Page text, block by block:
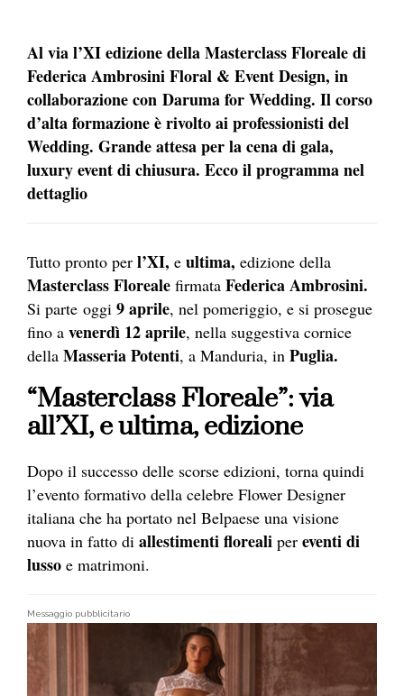
Al via l’XI edizione della Masterclass Floreale di
Federica Ambrosini Floral & Event Design, in
collaborazione con Daruma for Wedding. Il corso
d’alta formazione è rivolto ai professionisti del
Wedding. Grande attesa per la cena di gala,
luxury event di chiusura. Ecco il programma nel
dettaglio
Tutto pronto per l’XI, e ultima, edizione della
Masterclass Floreale firmata Federica Ambrosini.
Si parte oggi 9 aprile, nel pomeriggio, e si prosegue
fino a venerdì 12 aprile, nella suggestiva cornice
della Masseria Potenti, a Manduria, in Puglia.
“Masterclass Floreale”: via
all’XI, e ultima, edizione
Dopo il successo delle scorse edizioni, torna quindi
l’evento formativo della celebre Flower Designer
italiana che ha portato nel Belpaese una visione
nuova in fatto di allestimenti floreali per eventidi
lusso e matrimoni.
Messaggio pubblicitario